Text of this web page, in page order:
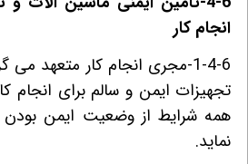
انجام کار
1-4-6-مجری انجام کار متعهد
تجهیزات ایمن و سالم برای انجام
همه شرایط از وضعیت ایمن بودن
نماید.